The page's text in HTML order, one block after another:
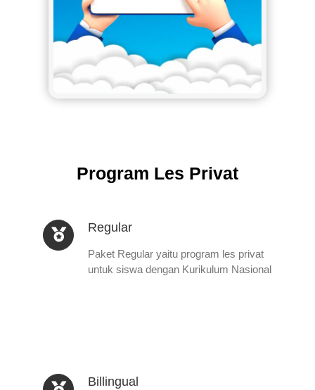
Program Les Privat
Regular
Paket Regular yaitu program les privat
untuk siswa dengan Kurikulum Nasional
Billingual